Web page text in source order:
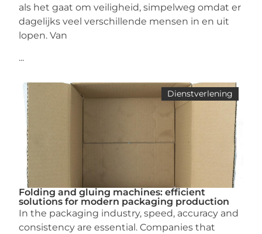
als het gaat om veiligheid, simpelweg omdat er
dagelijks veel verschillende mensen in en uit
lopen. Van
...
Dienstverlening
Folding and gluing machines: efficient
solutions for modern packaging production
In the packaging industry, speed, accuracy and
consistency are essential. Companies that